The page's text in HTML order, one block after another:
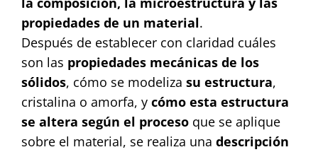
propiedades de un material.
Después de establecer con claridad cuáles
son las propiedades mecánicas de los
sólidos, cómo se modeliza su estructura,
cristalina o amorfa, y cómo esta estructura
se altera según el proceso que se aplique
sobre el material, se realiza una descripción